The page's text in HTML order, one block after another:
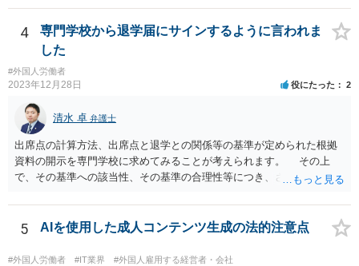
4
専門学校から退学届にサインするように言われま
した
#外国人労働者
2023年12月28日 役にたった 2
清水 卓 弁護士
出席点の計算方法、出席点と退学との関係等の基準が定められた根拠
資料の開示を専門学校に求めてみることが考えられます。 その上
で、その基準への該当性、その基準の合理性等につき、さらなる精査
引に退学処分にした場合には、裁判等で退学処分の有効性を争うこと
が考えられます。
5 AIを使用した成人コンテンツ生成の法的注意点
#外国人労働者 #IT業界 #外国人雇用する経営者・会社